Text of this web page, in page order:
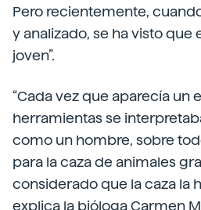
Pero recientemente,
y analizado, se ha visto que
joven”.
“Cada vez que aparecía un
herramientas se
como un hombre, sobre
para la caza de animales
considerado que la caza la
explica la bióloga Carmen